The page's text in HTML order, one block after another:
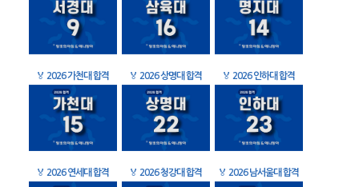
🏅 2026 가천대 합격 🏅 2026 상명대 합격 🏅 2026 인하대 합격
🏅 2026 연세대 합격 🏅 2026 청강대 합격 🏅 2026 남서울대 합격